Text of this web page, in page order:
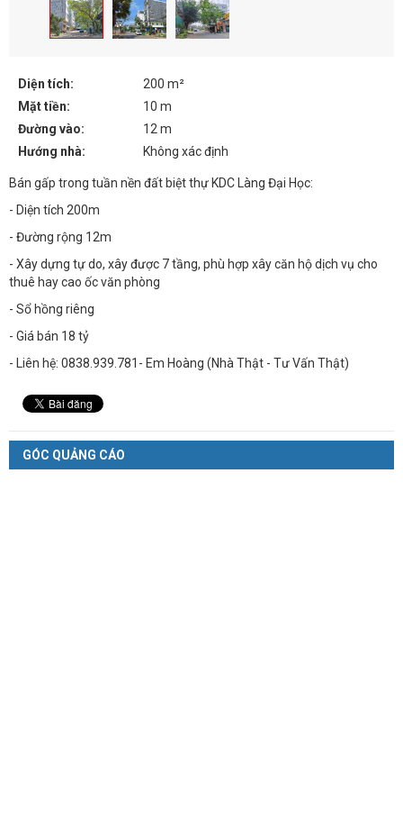
Diện tích:
200 m²
Mặt tiền:
10 m
Đường vào:
12 m
Hướng nhà:
Không xác định
Bán gấp trong tuần nền đất biệt thự KDC Làng Đại Học:
- Diện tích 200m
- Đường rộng 12m
- Xây dựng tự do, xây được 7 tầng, phù hợp xây căn hộ dịch vụ cho
thuê hay cao ốc văn phòng
- Sổ hồng riêng
- Giá bán 18 tỷ
- Liên hệ: 0838.939.781- Em Hoàng (Nhà Thật - Tư Vấn Thật)
GÓC QUẢNG CÁO